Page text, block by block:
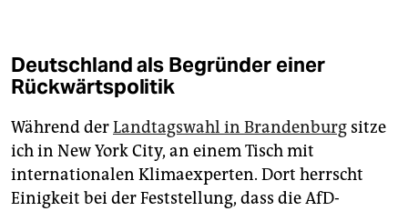
Deutschland als Begründer einer
Rückwärtspolitik
Während derLandtagswahl in Brandenburg sitze
ich in New York City, an einem Tisch mit
internationalen Klimaexperten. Dort herrscht
Einigkeit bei der Feststellung, dass die AfD-